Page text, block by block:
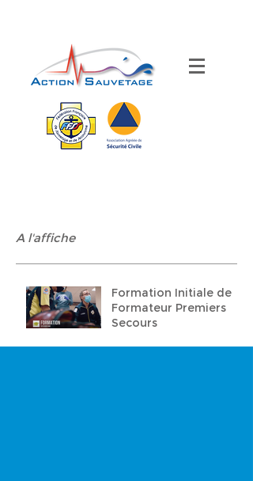
A l'affiche
Formation Initiale de
Formateur Premiers
Secours